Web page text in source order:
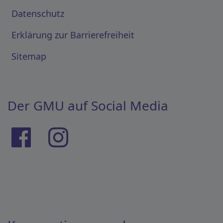
Datenschutz
Erklärung zur Barrierefreiheit
Sitemap
Der GMU auf Social Media